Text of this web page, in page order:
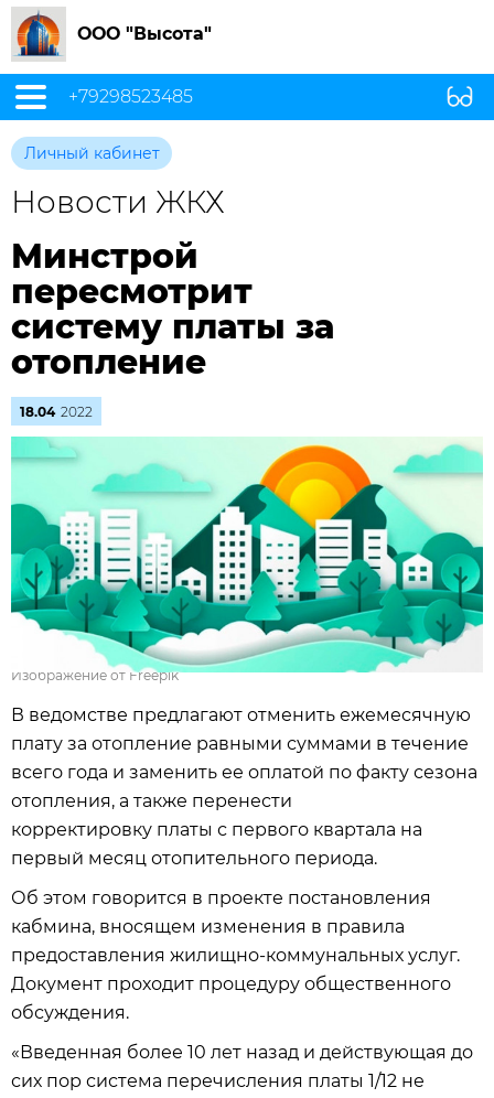
ООО "Высота"
+79298523485
Личный кабинет
Новости ЖКХ
Минстрой
пересмотрит
систему платы за
отопление
18.04 2022
Изображение от Freepik
В ведомстве предлагают отменить ежемесячную
плату за отопление равными суммами в течение
всего года и заменить ее оплатой по факту сезона
отопления, а также перенести
корректировку платы с первого квартала на
первый месяц отопительного периода.
Об этом говорится в проекте постановления
кабмина, вносящем изменения в правила
предоставления жилищно-коммунальных услуг.
Документ проходит процедуру общественного
обсуждения.
«Введенная более 10 лет назад и действующая до
сих пор система перечисления платы 1/12 не